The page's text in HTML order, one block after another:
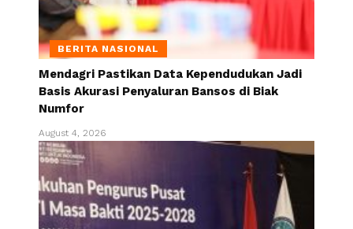
BERITA NASIONAL
Mendagri Pastikan Data Kependudukan Jadi
Basis Akurasi Penyaluran Bansos di Biak
Numfor
August 4, 2026